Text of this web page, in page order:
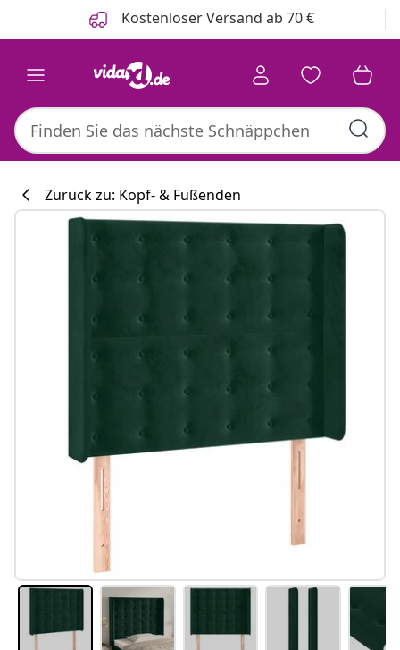
Kostenloser Versand ab 70 €
Zurück zu: Kopf- & Fußenden